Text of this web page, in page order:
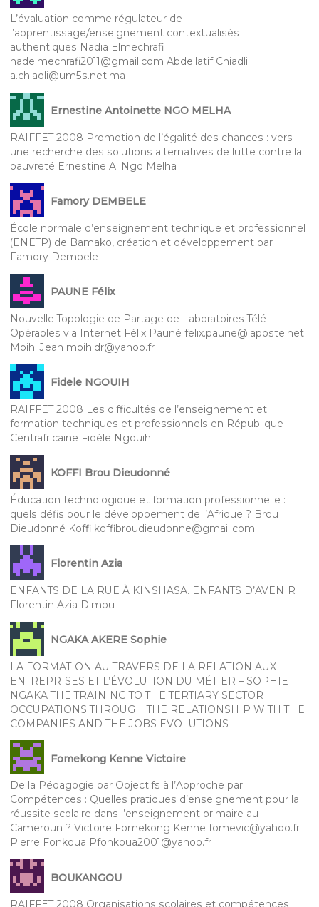
L’évaluation comme régulateur de
l’apprentissage/enseignement contextualisés
authentiques Nadia Elmechrafi
nadelmechrafi2011@gmail.com Abdellatif Chiadli
a.chiadli@um5s.net.ma
Ernestine Antoinette NGO MELHA
RAIFFET 2008 Promotion de l’égalité des chances : vers
une recherche des solutions alternatives de lutte contre la
pauvreté Ernestine A. Ngo Melha
Famory DEMBELE
École normale d’enseignement technique et professionnel
(ENETP) de Bamako, création et développement par
Famory Dembele
PAUNE Félix
Nouvelle Topologie de Partage de Laboratoires Télé-
Opérables via Internet Félix Pauné felix.paune@laposte.net
Mbihi Jean mbihidr@yahoo.fr
Fidele NGOUIH
RAIFFET 2008 Les difficultés de l’enseignement et
formation techniques et professionnels en République
Centrafricaine Fidèle Ngouih
KOFFI Brou Dieudonné
Éducation technologique et formation professionnelle :
quels défis pour le développement de l’Afrique ? Brou
Dieudonné Koffi koffibroudieudonne@gmail.com
Florentin Azia
ENFANTS DE LA RUE À KINSHASA. ENFANTS D’AVENIR
Florentin Azia Dimbu
NGAKA AKERE Sophie
LA FORMATION AU TRAVERS DE LA RELATION AUX
ENTREPRISES ET L’ÉVOLUTION DU MÉTIER – SOPHIE
NGAKA THE TRAINING TO THE TERTIARY SECTOR
OCCUPATIONS THROUGH THE RELATIONSHIP WITH THE
COMPANIES AND THE JOBS EVOLUTIONS
Fomekong Kenne Victoire
De la Pédagogie par Objectifs à l’Approche par
Compétences : Quelles pratiques d’enseignement pour la
réussite scolaire dans l’enseignement primaire au
Cameroun ? Victoire Fomekong Kenne fomevic@yahoo.fr
Pierre Fonkoua Pfonkoua2001@yahoo.fr
BOUKANGOU
RAIFFET 2008 Organisations scolaires et compétences